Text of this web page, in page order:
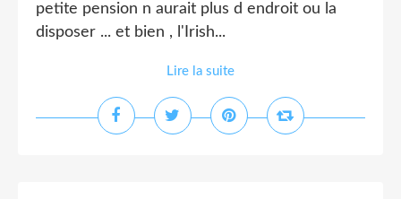
petite pension n aurait plus d endroit ou la
disposer ... et bien , l'Irish...
Lire la suite